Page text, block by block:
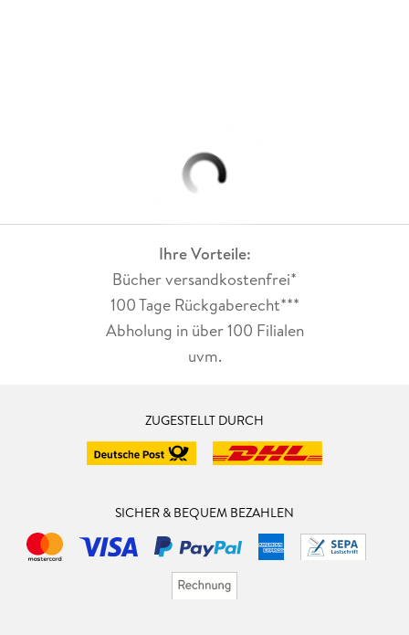
Ihre Vorteile:
Bücher versandkostenfrei*
100 Tage Rückgaberecht***
Abholung in über 100 Filialen
uvm.
ZUGESTELLT DURCH
SICHER & BEQUEM BEZAHLEN